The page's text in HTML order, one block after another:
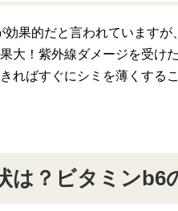
果的だと言われていますが、
大！紫外線ダメージを受け
ればすぐにシミを薄くする
は？ビタミンb6